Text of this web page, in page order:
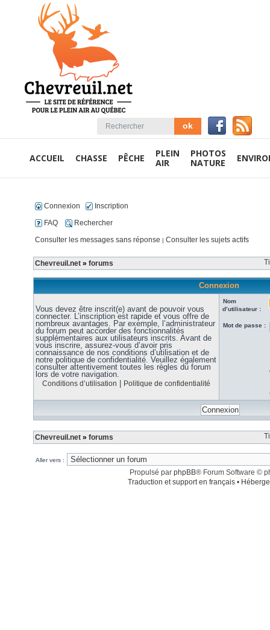
ACCUEIL CHASSE PÊCHE
PLEIN
AIR
PHOTOS
NATURE
Connexion
Inscription
FAQ
Rechercher
Consulter les messages sans réponse | Consulter les sujets actifs
Chevreuil.net » forums
Connexion
Vous devez être inscrit(e) avant de pouvoir vous
connecter. L’inscription est rapide et vous offre de
nombreux avantages. Par exemple, l’administrateur
du forum peut accorder des fonctionnalités
supplémentaires aux utilisateurs inscrits. Avant de
vous inscrire, assurez-vous d’avoir pris
connaissance de nos conditions d’utilisation et de
notre politique de confidentialité. Veuillez également
consulter attentivement toutes les règles du forum
lors de votre navigation.
Conditions d’utilisation Politique de confidentialité
Nom
d’utilisateur :
Mot de passe :
Chevreuil.net » forums
Aller vers :
Propulsé par phpBB® Forum Software ©
Traduction et support en français •